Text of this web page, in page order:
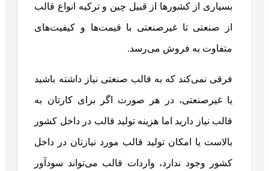
بسیاری از کشورها از قبیل چین و ترکیه انواع قالب
از صنعتی تا غیرصنعتی با قیمت‌ها و کیفیت‌های
متفاوت به فروش می‌رسد.
فرقی نمی‌کند که به قالب صنعتی نیاز داشته باشید
یا غیرصنعتی، در هر صورت اگر برای کارتان به
قالب نیاز دارید اما هزینه تولید قالب در داخل کشور
بالاست یا امکان تولید قالب مورد نیازتان در داخل
کشور وجود ندارد، واردات قالب می‌تواند سودآور